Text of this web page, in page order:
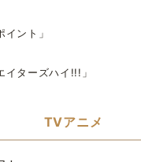
ント」
イターズハイ!!!」
TVアニメ